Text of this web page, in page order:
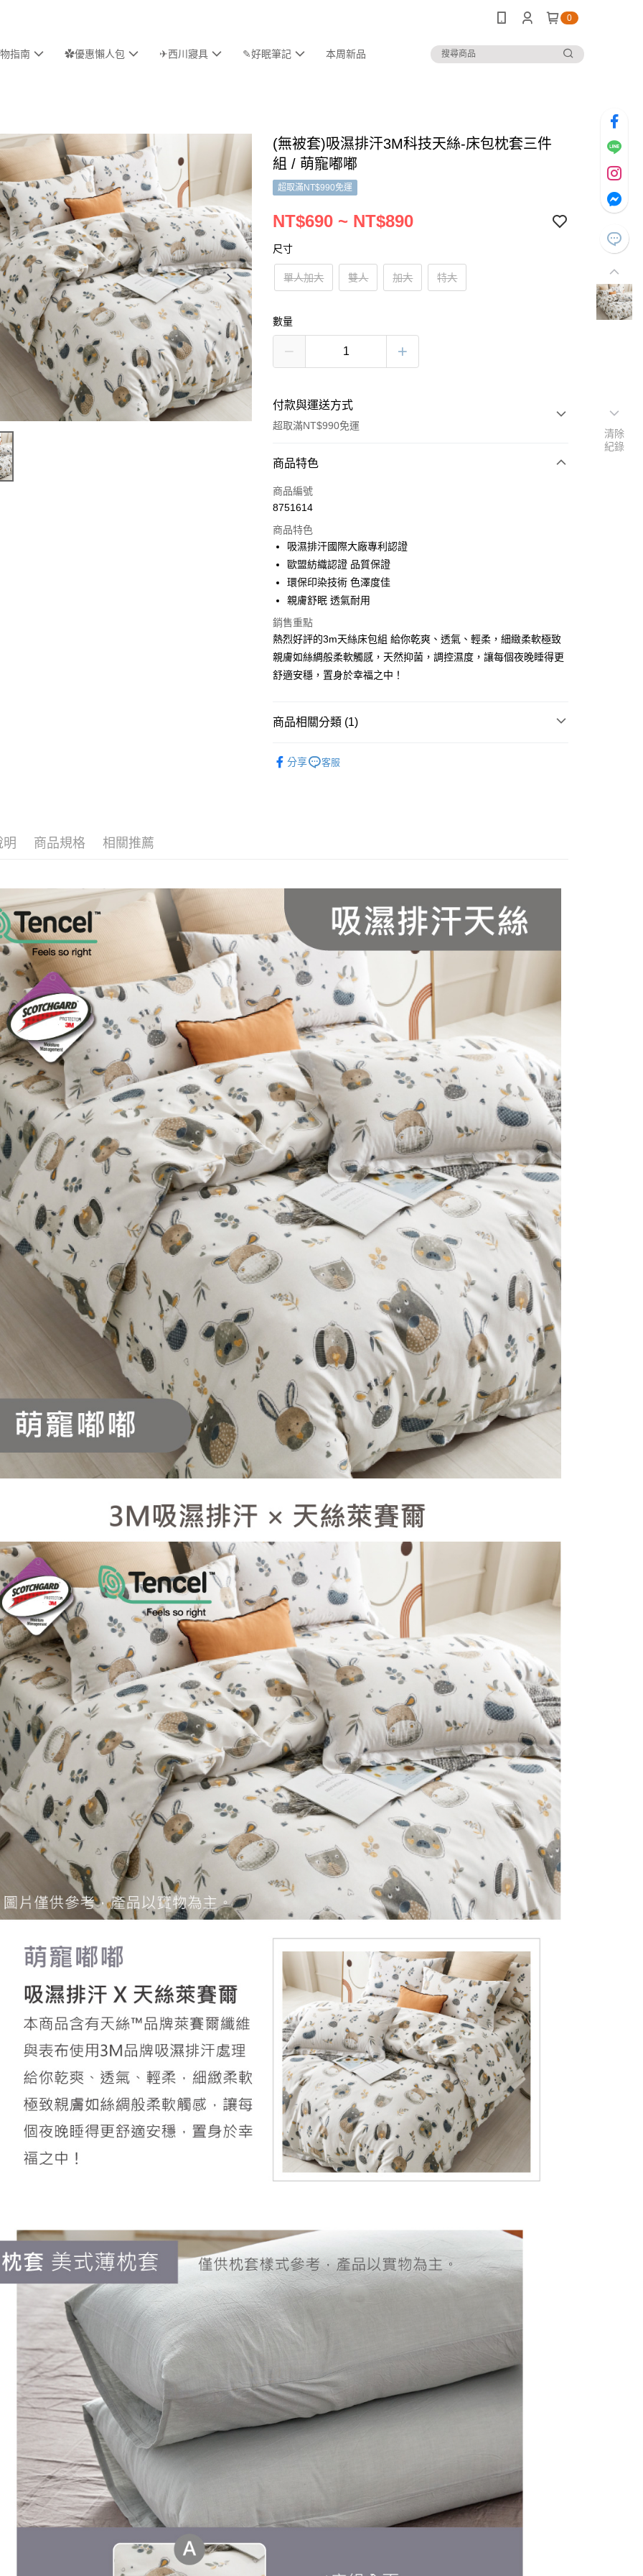
0
指南 ✿優惠懶人包 ✈西川寢具 ✎好眠筆記 本周新品
(無被套)吸濕排汗3M科技天絲-床包枕套三件
組 / 萌寵嘟嘟
超取滿NT$990免運
NT$690 ~ NT$890
尺寸
單人加大 雙人 加大 特大
數量
付款與運送方式
超取滿NT$990免運
付款方式
信用卡一次付款
3 期 0 利率 每期 NT$230
合作金庫商業銀行
華南商業銀行
國泰世華商業銀行
臺灣中小企業銀行
匯豐（台灣）商業銀行
華泰商業銀行
聯邦商業銀行
遠東國際商業銀行
玉山商業銀行
超商取貨付款
Apple Pay
街口支付
悠遊付
全盈+PAY
相關說明
無法說明評估內容。
1.分期款項不併入電信帳單，「大哥付你分期」於每月結算日後寄送繳費提
醒簡訊。
2.透過簡訊連結打開帳單後，可選擇「超商條碼／台灣大直營門市／銀行轉
帳／街口支付／iPASS MONEY」等通路繳費。
【注意事項】
1.本服務係由「台灣大哥大股份有限公司」（以下簡稱本公司）所提供，讓
用戶於交易時，得透過本服務購買商品或服務，並由商店將買賣／分期付
款買賣價金債權讓與本公司後，依約使用本公司帳單繳交帳款。
2.基於同意付款使用「大哥付你分期」之契約關係目的，商店將以您的個人
資料（包含姓名、電話或地址）提供予台灣大哥大進項蒐集、處理及利
用，由本公司與您本人進行分期帳單所需資料之確認、核對及更正。
3.完整用戶服務條款，請詳閱以下連結： https://oppay.tw/userRule
３．安心：先確認商品／服務後，再付款。
【「AFTEE先享後付」結帳流程】
１．於結帳方式選擇「AFTEE先享後付」後，將跳轉至「AFTEE先享後
付」結帳頁面，進行簡訊認證並確認金額後，即可完成結帳。
２．訂單成立數日內，您將收到繳費通知簡訊。
３．收到繳費通知簡訊後14天內，點擊此簡訊中的連結，可透過四大超商
／ATM／網路銀行／等多元方式進行付款，方視為交易完成。
※ 請注意：結帳手續完成當下不需立刻繳費，但若您需要取消訂單，請聯
絡購買商品的店家。未經商家同意取消之訂單仍視為有效，需透過AFTEE
先享後付繳納相關費用。
※ 交易是否成功請以「AFTEE先享後付 」之結帳頁面顯示為準，若有關於
是否繳費成功／繳費後需取消欲退款等相關疑問，請聯繫「AFTEE先享後
付客戶支援中心」
https://netprotections.freshdesk.com/support/home
【注意事項】
１．透過由恩沛科技股份有限公司提供之「AFTEE先享後付」服務完成之
交易，需依本服務之必要範圍內提供個人資料，並將交易相關給付款項請
求債權轉讓予恩沛科技股份有限公司。
２．關於個人資料處理事宜，請瀏覽以下網址：
https://aftee.tw/terms/#terms3
３．未成年的使用者請事先徵得法定代理人或監護人之同意方可使用
「AFTEE先享後付」，若未經同意申辦者引起之損失，本公司不負相關責
任。
４．使用「AFTEE先享後付」時，將依據個別帳號之用戶狀況，依本公司
即時審查核予不同之上限額度；若仍有額度不足之情形，本公司將視審查
結果請求用戶進行身份認證。
５．嚴禁一人註冊多個帳號或使用他人資訊註冊。若發現惡意使用之情
形，恩沛科技股份有限公司將有權停止該用戶之使用額度並採取法律行
動。
全家取貨付款
每筆NT$65，滿NT$990(含以上)免運費
付款後全家取貨
每筆NT$65，滿NT$990(含以上)免運費
萊爾富取貨付款
每筆NT$60，滿NT$990(含以上)免運費
付款後萊爾富取貨
每筆NT$60，滿NT$990(含以上)免運費
7-11取貨付款
每筆NT$65，滿NT$990(含以上)免運費
付款後7-11取貨
每筆NT$65，滿NT$990(含以上)免運費
大型超重物流運送
每筆NT$150，滿NT$990(含以上)免運費
郵局包裹
每筆NT$250
商品特色
商品編號
8751614
商品特色
吸濕排汗國際大廠專利認證
歐盟紡織認證 品質保證
環保印染技術 色澤度佳
親膚舒眠 透氣耐用
銷售重點
熱烈好評的3m天絲床包組 給你乾爽、透氣、輕柔，細緻柔軟極致
親膚如絲綢般柔軟觸感，天然抑菌，調控濕度，讓每個夜晚睡得更
舒適安穩，置身於幸福之中！
商品相關分類 (1)
分享
客服
明 商品規格 相關推薦
清除
紀錄